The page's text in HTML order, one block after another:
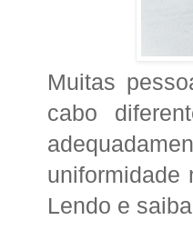
Muitas
cabo
uniformidade
Lendo e